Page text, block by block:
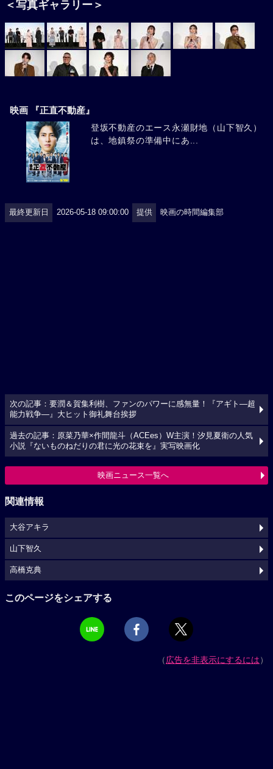
＜写真ギャラリー＞
映画 『正直不動産』
登坂不動産のエース永瀬財地（山下智久）
は、地鎮祭の準備中にあ...
最終更新日 2026-05-18 09:00:00 提供 映画の時間編集部
次の記事：要潤＆賀集利樹、ファンのパワーに感無量！『アギト―超
能力戦争―』大ヒット御礼舞台挨拶
過去の記事：原菜乃華×作間龍斗（ACEes）W主演！汐見夏衛の人気
小説『ないものねだりの君に光の花束を』実写映画化
映画ニュース一覧へ
関連情報
大谷アキラ
山下智久
高橋克典
このページをシェアする
（広告を非表示にするには）